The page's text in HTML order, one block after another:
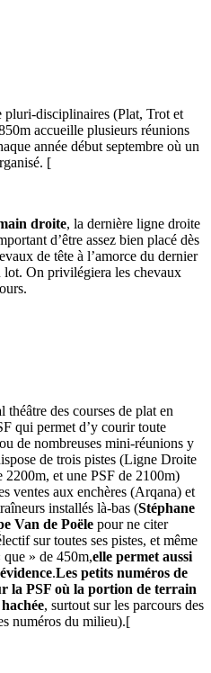
disciplinaires (Plat, Trot et
accueille plusieurs réunions
année début septembre où un
[
droite, la dernière ligne droite
d’être assez bien placé dès
de tête à l’amorce du dernier
lot. On privilégiera les chevaux
des courses de plat en
qui permet d’y courir toute
de nombreuses mini-réunions y
de trois pistes (Ligne Droite
2200m, et une PSF de 2100m)
ventes aux enchères (Arqana) et
installés là-bas (Stéphane
Van de Poële pour ne citer
sur toutes ses pistes, et même
que » de 450m,elle permet aussi
.Les petits numéros de
la PSF où la portion de terrain
, surtout sur les parcours des
numéros du milieu).[